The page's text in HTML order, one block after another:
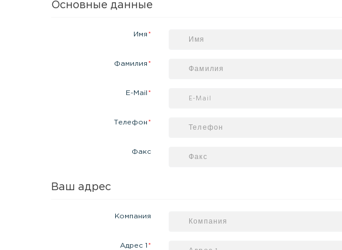
Основные данные
Имя
Фамилия
E-Mail
Телефон
Факс
Ваш адрес
Компания
Адрес 1